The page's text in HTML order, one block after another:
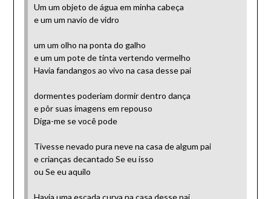
Um um objeto de água em minha cabeça
e um um navio de vidro
um um olho na ponta do galho
e um um pote de tinta vertendo vermelho
Havia fandangos ao vivo na casa desse pai
dormentes poderiam dormir dentro dança
e pôr suas imagens em repouso
Diga-me se você pode
Tivesse nevado pura neve na casa de algum pai
e crianças decantado Se eu isso
ou Se eu aquilo
Havia uma escada curva na casa desse pai